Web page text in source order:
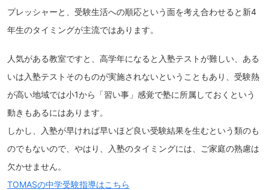
プレッシャーと、受験生活への順応という面を考え合わせると新4
年生のタイミングが主流ではあります。
人気がある教室ですと、高学年になると入塾テストが難しい、ある
いは入塾テストそのものが実施されないということもあり、受験熱
が高い地域では小1から「習い事」感覚で塾に所属しておくという
動きもあるにはあります。
しかし、入塾が早ければ早いほど良い受験結果を生むという類のも
のでもないので、やはり、入塾のタイミングには、ご家庭の熟慮は
欠かせません。
TOMASの中学受験指導はこちら